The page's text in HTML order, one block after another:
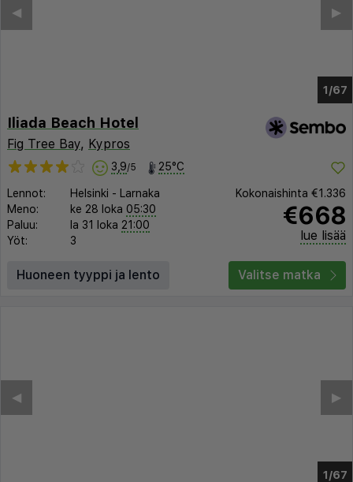
1/60
▶︎
◀︎
Iliada Beach Hotel
Fig Tree Bay, Kypros
3,9/5 25°C
Lennot: Helsinki - Larnaka
Meno:
ke 28 loka 05:30
Paluu:
la 31 loka 21:00
Yöt:
3
Kokonaishinta €1.336
€668
lue lisää
Huoneen tyyppi ja lento Valitse matka
1/63
▶︎
◀︎